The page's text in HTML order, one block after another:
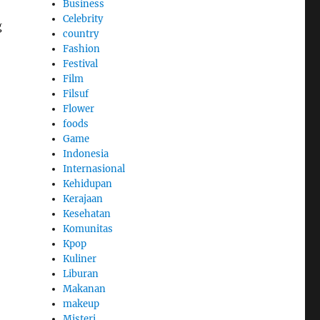
Business
Celebrity
country
Fashion
Festival
Film
Filsuf
Flower
foods
Game
Indonesia
Internasional
Kehidupan
Kerajaan
Kesehatan
Komunitas
Kpop
Kuliner
Liburan
Makanan
makeup